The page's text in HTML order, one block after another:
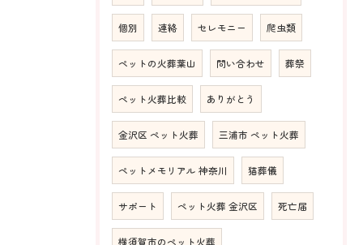
個別 連絡 セレモニー 爬虫類
ペットの火葬葉山 問い合わせ 葬祭
ペット火葬比較 ありがとう
金沢区 ペット火葬 三浦市 ペット火葬
ペットメモリアル 神奈川 猫葬儀
サポート ペット火葬 金沢区 死亡届
横須賀市のペット火葬